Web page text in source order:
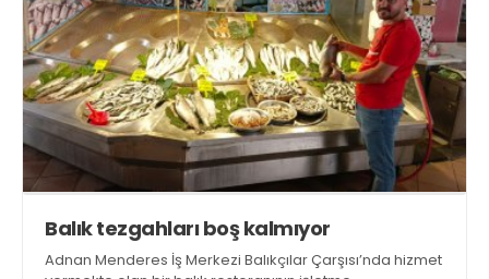
Balık tezgahları boş kalmıyor
Adnan Menderes İş Merkezi Balıkçılar Çarşısı’nda hizmet